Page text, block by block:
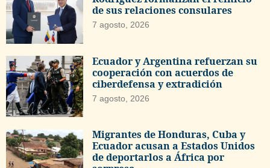
de sus relaciones consulares
7 agosto, 2026
Ecuador y Argentina refuerzan su
cooperación con acuerdos de
ciberdefensa y extradición
7 agosto, 2026
Migrantes de Honduras, Cuba y
Ecuador acusan a Estados Unidos
de deportarlos a África por